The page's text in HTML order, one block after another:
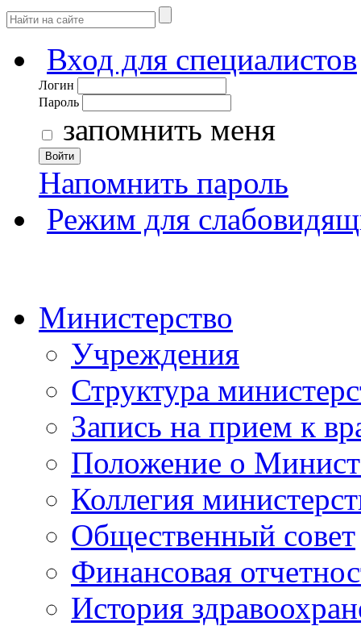
Вход для специалистов
Логин
Пароль
запомнить меня
Войти
Напомнить пароль
Режим для
Министерство
Учреждения
Структура
Запись на прием к
Положение о
Коллегия
Общественный совет
Финансовая
История